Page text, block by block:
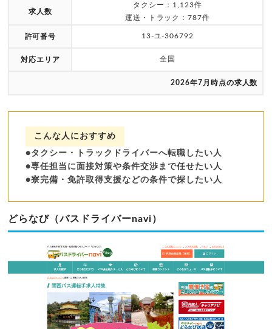
求人数
タクシー：1,123件
運送・トラック：787件
許可番号 13-ユ-306792
対応エリア 全国
2026年7月時点の求人数
こんな人におすすめ
●タクシー・トラックドライバーへ転職したい人
●専任担当に面接対策や条件交渉まで任せたい人
●寮完備・免許取得支援などの条件で探したい人
どらなび（バスドライバーnavi）